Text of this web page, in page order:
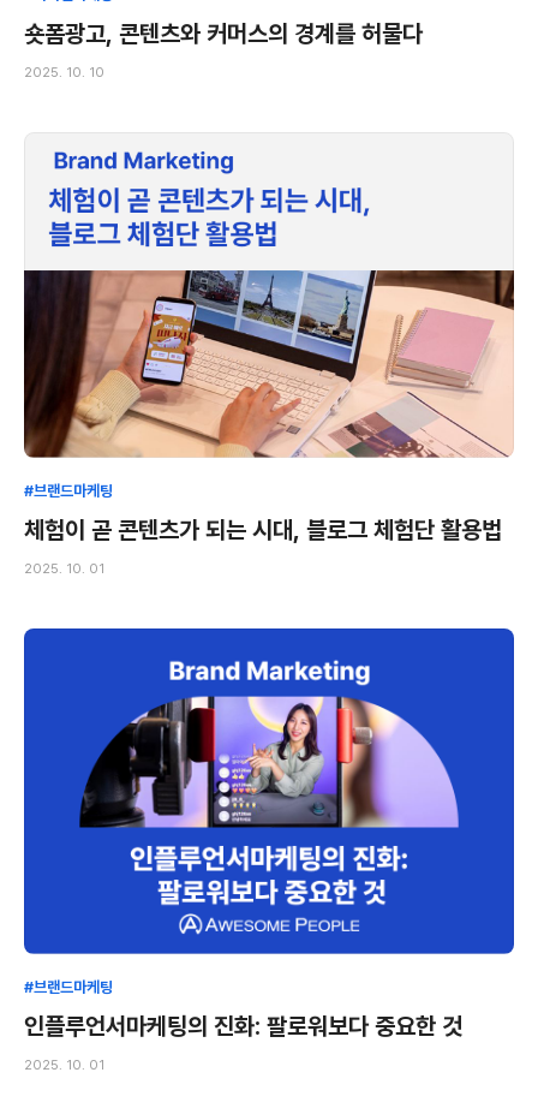
숏폼광고, 콘텐츠와 커머스의 경계를 허물다
2025. 10. 10
#브랜드마케팅
체험이 곧 콘텐츠가 되는 시대, 블로그 체험단 활용법
2025. 10. 01
#브랜드마케팅
인플루언서마케팅의 진화: 팔로워보다 중요한 것
2025. 10. 01